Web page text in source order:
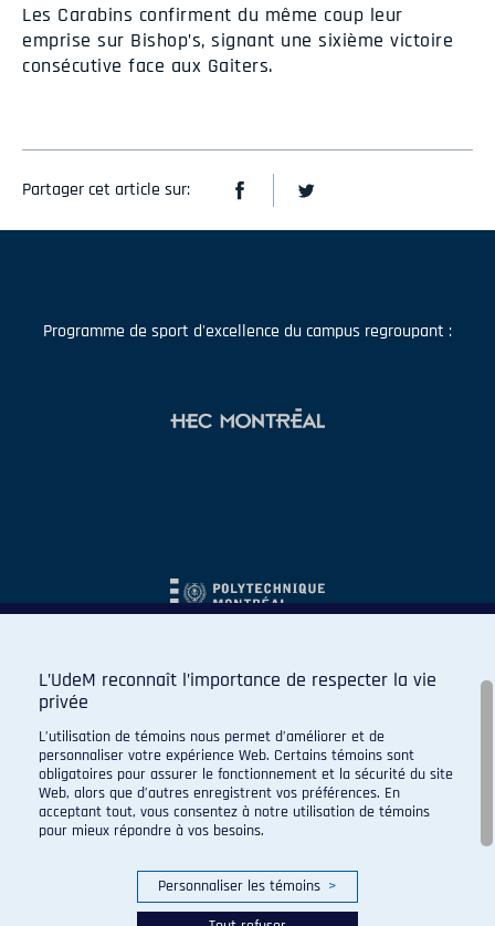
Les Carabins confirment du même coup leur
emprise sur Bishop’s, signant une sixième victoire
consécutive face aux Gaiters.
Partager cet article sur:
Programme de sport d'excellence du campus regroupant :
L’UdeM reconnaît l’importance de respecter la vie
privée
L’utilisation de témoins nous permet d’améliorer et de
personnaliser votre expérience Web. Certains témoins sont
obligatoires pour assurer le fonctionnement et la sécurité du site
Web, alors que d’autres enregistrent vos préférences. En
acceptant tout, vous consentez à notre utilisation de témoins
pour mieux répondre à vos besoins.
Personnaliser les témoins >